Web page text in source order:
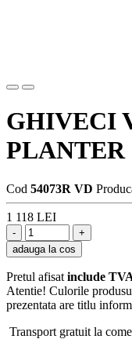
GHIVECI
PLANTER
Cod 54073R VD
1 118 LEI
adauga la cos
Pretul afisat include
Atentie! Culorile
prezentata are titlu
Transport gratuit la